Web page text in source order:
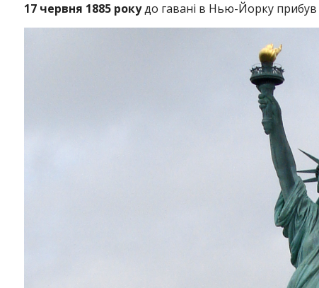
17 червня 1885 рокудо гавані в Нью-Йорку прибув